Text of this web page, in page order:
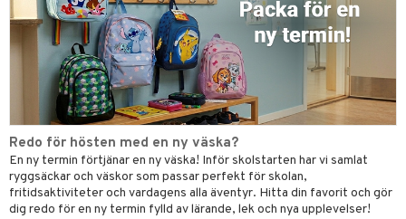
Redo för hösten med en ny väska?
En ny termin förtjänar en ny väska! Inför skolstarten har vi samlat
ryggsäckar och väskor som passar perfekt för skolan,
fritidsaktiviteter och vardagens alla äventyr. Hitta din favorit och gör
dig redo för en ny termin fylld av lärande, lek och nya upplevelser!